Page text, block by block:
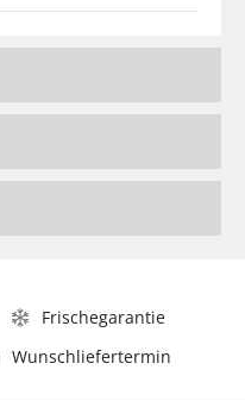
Frischegarantie
Wunschliefertermin